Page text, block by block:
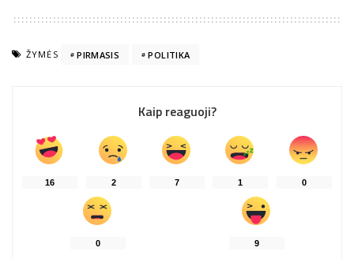
ŽYMĖS PIRMASIS POLITIKA
Kaip reaguoji?
16 2 7 1 0
0 9